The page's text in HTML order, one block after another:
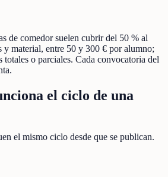
de comedor suelen cubrir del 50 % al
y material, entre 50 y 300 € por alumno;
totales o parciales. Cada convocatoria del
el ciclo de una
el mismo ciclo desde que se publican.